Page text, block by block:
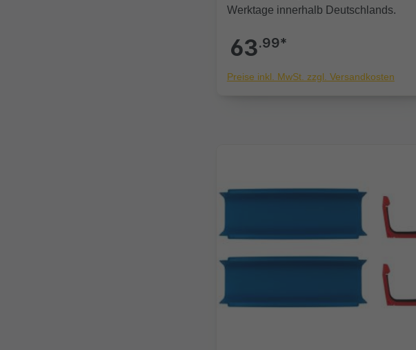
Werktage innerhalb Deutschlands.
63.99*
Preise inkl. MwSt. zzgl. Versandkosten